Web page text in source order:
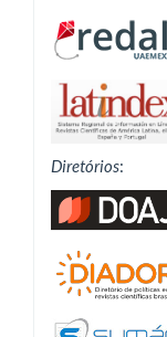
Diretórios: